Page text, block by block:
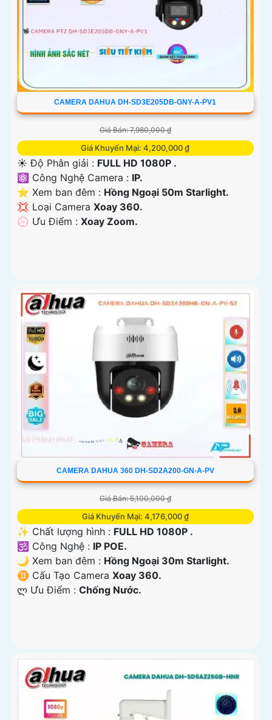
CAMERA DAHUA DH-SD3E205DB-GNY-A-PV1
Giá Bán: 7,980,000 ₫
Giá Khuyến Mại: 4,200,000 ₫
☀️ Độ Phân giải : FULL HD 1080P .
⚛️ Công Nghệ Camera : IP.
⭐ Xem ban đêm : Hồng Ngoại 50m Starlight.
💢 Loại Camera Xoay 360.
️💮 Ưu Điểm : Xoay Zoom.
CAMERA DAHUA 360 DH-SD2A200-GN-A-PV
Giá Bán: 5,100,000 ₫
Giá Khuyến Mại: 4,176,000 ₫
✨ Chất lượng hình : FULL HD 1080P .
🕉️ Công Nghệ : IP POE.
🌙 Xem ban đêm : Hồng Ngoại 30m Starlight.
♊ Cấu Tạo Camera Xoay 360.
️ლ Ưu Điểm : Chống Nước.